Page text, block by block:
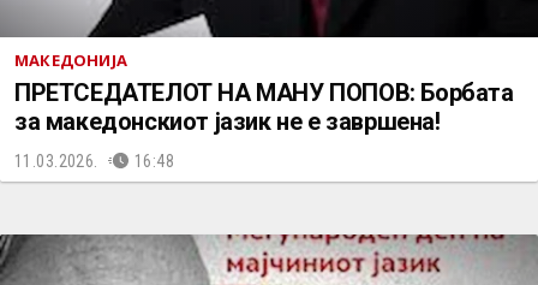
МАКЕДОНИЈА
ПРЕТСЕДАТЕЛОТ НА МАНУ ПОПОВ: Борбата
за македонскиот јазик не е завршена!
11.03.2026. 16:48